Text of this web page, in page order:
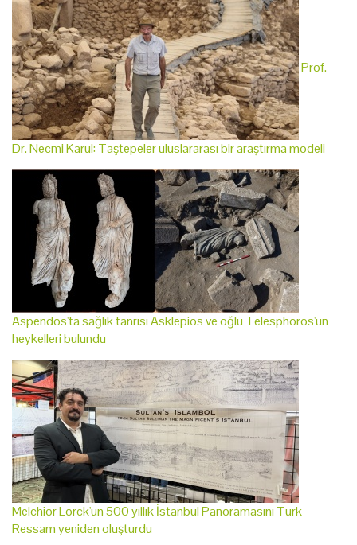
Prof.
Dr. Necmi Karul: Taştepeler uluslararası bir araştırma modeli
Aspendos'ta sağlık tanrısı Asklepios ve oğlu Telesphoros'un
heykelleri bulundu
Melchior Lorck'un 500 yıllık İstanbul Panoramasını Türk
Ressam yeniden oluşturdu